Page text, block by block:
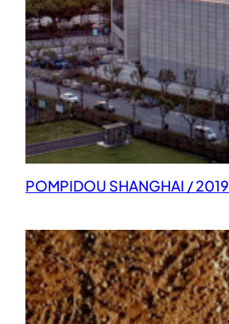
POMPIDOU SHANGHAI / 2019